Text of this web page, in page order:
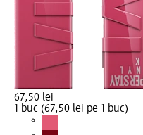
67,50 lei
1 buc (67,50 lei pe 1 buc)